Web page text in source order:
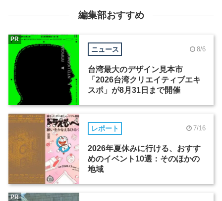
編集部おすすめ
ニュース 8/6
台湾最大のデザイン見本市
「2026台湾クリエイティブエキ
スポ」が8月31日まで開催
PR
レポート 7/16
2026年夏休みに行ける、おすす
めのイベント10選：そのほかの
地域
PR